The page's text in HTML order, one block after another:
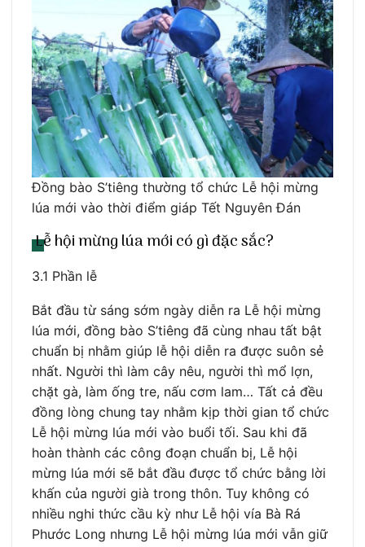
Đồng bào S’tiêng thường tổ chức Lễ hội mừng
lúa mới vào thời điểm giáp Tết Nguyên Đán
Lễ hội mừng lúa mới có gì đặc sắc?
3.1 Phần lễ
Bắt đầu từ sáng sớm ngày diễn ra Lễ hội mừng
lúa mới, đồng bào S’tiêng đã cùng nhau tất bật
chuẩn bị nhằm giúp lễ hội diễn ra được suôn sẻ
nhất. Người thì làm cây nêu, người thì mổ lợn,
chặt gà, làm ống tre, nấu cơm lam… Tất cả đều
đồng lòng chung tay nhằm kịp thời gian tổ chức
Lễ hội mừng lúa mới vào buổi tối. Sau khi đã
hoàn thành các công đoạn chuẩn bị, Lễ hội
mừng lúa mới sẽ bắt đầu được tổ chức bằng lời
khấn của người già trong thôn. Tuy không có
nhiều nghi thức cầu kỳ như Lễ hội vía Bà Rá
Phước Long nhưng Lễ hội mừng lúa mới vẫn giữ